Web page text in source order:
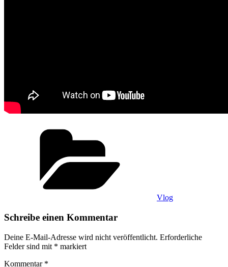
Vlog
Schreibe einen Kommentar
Deine E-Mail-Adresse wird nicht veröffentlicht. Erforderliche
Felder sind mit * markiert
Kommentar *